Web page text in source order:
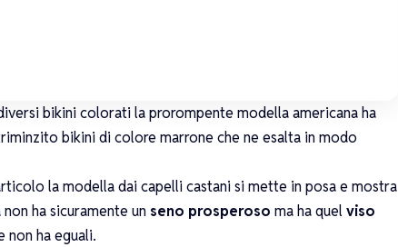
bikini coloratila prorompente modella americanaha
bikini di colore marrone che ne esalta in modo
la modella daicapelli castanisi mette in posa e mostra
ha sicuramente un seno prosperoso ma ha quel viso
non ha eguali.